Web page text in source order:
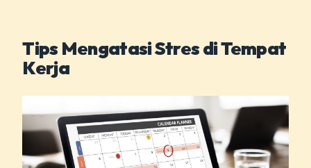
Tips Mengatasi Stres di Tempat
Kerja